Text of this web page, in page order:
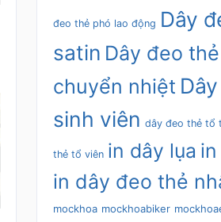
đeo thẻ phó lao động Dây
satin Dây đeo
chuyển nhiệt
sinh viên dây đeo thẻ tổ
thẻ tổ viên in dây lụa
in dây đeo thẻ
mockhoa mockhoabiker